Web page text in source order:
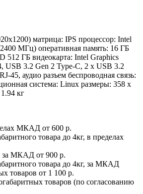
матрица: IPS процессор: Intel
МГц) оперативная память: 16 ГБ
512 ГБ видеокарта: Intel Graphics
USB 3.2 Gen 2 Type-C, 2 x USB 3.2
45, аудио разъем беспроводная связь:
система: Linux pазмеры: 358 x
кг
МКАД от 600 р.
товара до 4кг, в пределах
за МКАД от 900 р.
товара до 4кг, за МКАД
товаров от 1 100 р.
товаров (по согласованию